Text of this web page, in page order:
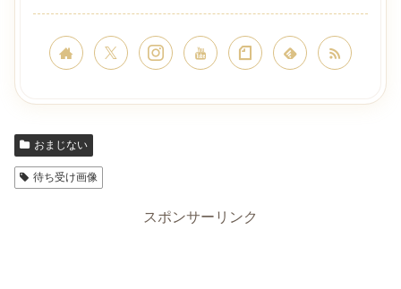
おまじない
待ち受け画像
スポンサーリンク